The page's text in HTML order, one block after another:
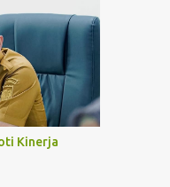
doorprize
beruntung.
negara (ASN)
dan
dalam
yang ingin
Kabupaten
JPTP
Kinerja